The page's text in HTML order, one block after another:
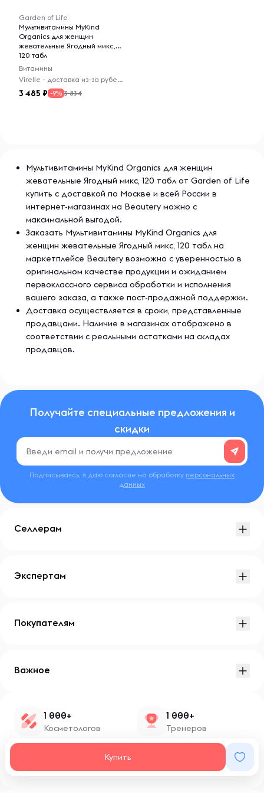
органические листья Sesbania grandiflora, органические
плоды и листья гуавы (Psidium guajava), органические
листья базилика священного (Ocimum sanctum),
органический аннатто (плоды и семена), органический
лимон (кожура), органическая свекла (корнеплод),
органическая брокколи (стебель и цветки), органическая
морковь (корнеплод), органический шпинат (листья),
органический томат (плоды), органическая клубника
органическая спаржа (цветки и стебель), органический
сельдерей (кочерыжка), органический огурец,
органическая кудрявая капуста (листья), органический
экстракт цельной клюквы Pacran®.
Не содержит наполнителей, искусственных красителей,
ароматизаторов, подсластителей или консервантов.
Слегка посыпано органическим порошком риса (не
сахаром).
Предупреждения
Не предназначен для детей младше 12 месяцев.
Хранение:Хранить в вертикальном положении при
температуре меньше 77 ºF.
Garden of Life
Мультивитамины MyKind
Organics для женщин
жевательные Ягодный микс,
120 табл
Витамины
Virelle - доставка из-за рубежа
3 485 -9% 3 834
Мультивитамины MyKind Organics для женщин
жевательные Ягодный микс, 120 табл от Garden of Life
купить с доставкой по Москве и всей России в
интернет-магазинах на Beautery можно с
максимальной выгодой.
Заказать Мультивитамины MyKind Organics для
женщин жевательные Ягодный микс, 120 табл на
маркетплейсе Beautery возможно с уверенностью в
оригинальном качестве продукции и ожиданием
первоклассного сервиса обработки и исполнения
вашего заказа, а также пост-продажной поддержки.
Доставка осуществляется в сроки, представленные
продавцами. Наличие в магазинах отображено в
соответствии с реальными остатками на складах
продавцов.
Получайте специальные предложения и
скидки
Подписываясь, я даю согласие на обработку персональных
данных
Купить
Селлерам
Экспертам
Покупателям
Важное
1 000+
Косметологов
1 000+
Тренеров